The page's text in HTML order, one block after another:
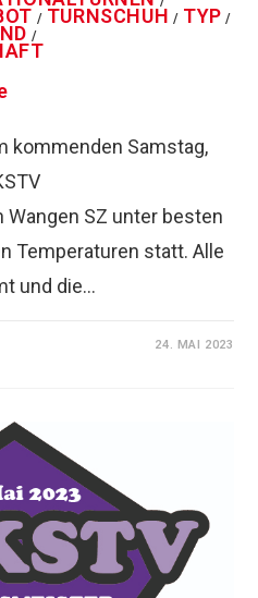
/ TURNSCHUH / TYP /
/
kommenden Samstag,
SZ unter besten
Temperaturen statt. Alle
und die…
24. MAI 2023